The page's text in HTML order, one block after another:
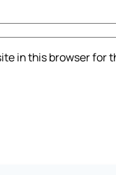
in this browser for